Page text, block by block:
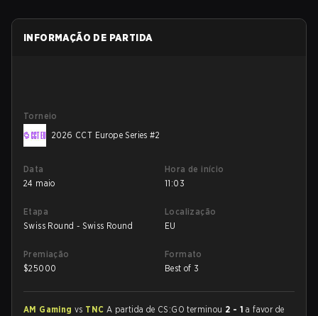
INFORMAÇÃO DE PARTIDA
Torneio
2026 CCT Europe Series #2
Data
24 maio
Hora de início
11:03
Etapa
Swiss Round - Swiss Round
Localização
EU
Premiação
$25000
Formato
Best of 3
AM Gaming vs TNC A partida de CS:GO terminou 2 - 1 a favor de